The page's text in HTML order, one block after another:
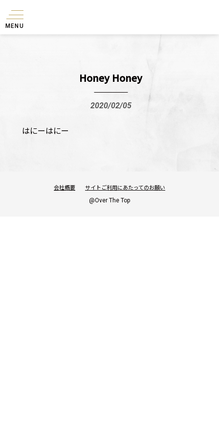
MENU
Honey Honey
2020/02/05
はにーはにー
会社概要 サイトご利用にあたってのお願い
@Over The Top